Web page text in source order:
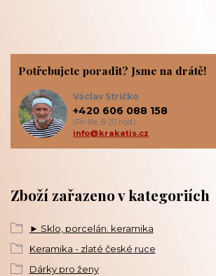
Zboží zařazeno v kategoriích
► Sklo, porcelán. keramika
Keramika - zlaté české ruce
Dárky pro ženy
Potřebujete poradit? Jsme na drátě!
Václav Stričko
+420 606 088 158
(Po-Ne, 8-20 hod.)
info@krakatis.cz